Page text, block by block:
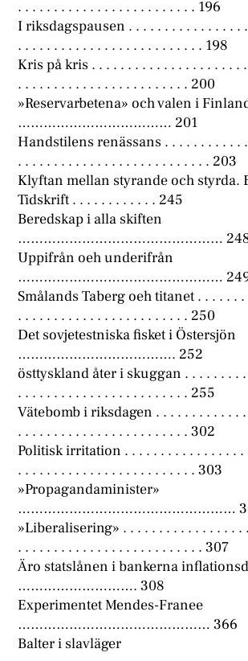
. . . . . . . . . . . . . . . . . . . . . . . . . 196
I riksdagspausen . . . . . . . . . . . . . . . .
. . . . . . . . . . . . . . . . . . . . . . . . . . 198
Kris på kris . . . . . . . . . . . . . . . . . . . . .
. . . . . . . . . . . . . . . . . . . . . . . . 200
»Reservarbetena» och valen i
……………………………… 201
Handstilens renässans . . . . . . . . . . .
. . . . . . . . . . . . . . . . . . . . . . . . . . . 203
Klyftan mellan styrande och styrda.
Tidskrift . . . . . . . . . . . . 245
Beredskap i alla skiften
…………………………………………
Uppifrån oeh underifrån
…………………………………………
Smålands Taberg oeh titanet . . . . . . .
. . . . . . . . . . . . . . . . . . . . . . . . 250
Det sovjetestniska fisket i Östersjön
………………………………. 252
östtyskland åter i skuggan . . . . . . . . .
. . . . . . . . . . . . . . . . . . . . . . . . 255
Vätebomb i riksdagen . . . . . . . . . . . .
. . . . . . . . . . . . . . . . . . . . . . . . 302
Politisk irritation . . . . . . . . . . . . . . . . .
. . . . . . . . . . . . . . . . . . . . . . . . . 303
»Propagandaminister»
……………………………………………
»Liberalisering» . . . . . . . . . . . . . . . . .
. . . . . . . . . . . . . . . . . . . . . . . . . . 307
Äro statslånen i bankerna
………………………. 308
Experimentet Mendes-Franee
……………………………………… 366
Balter i slavläger